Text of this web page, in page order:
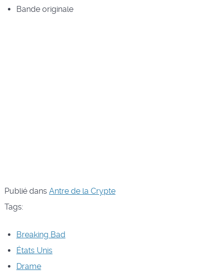
Bande originale
Publié dans Antre de la Crypte
Tags:
Breaking Bad
États Unis
Drame